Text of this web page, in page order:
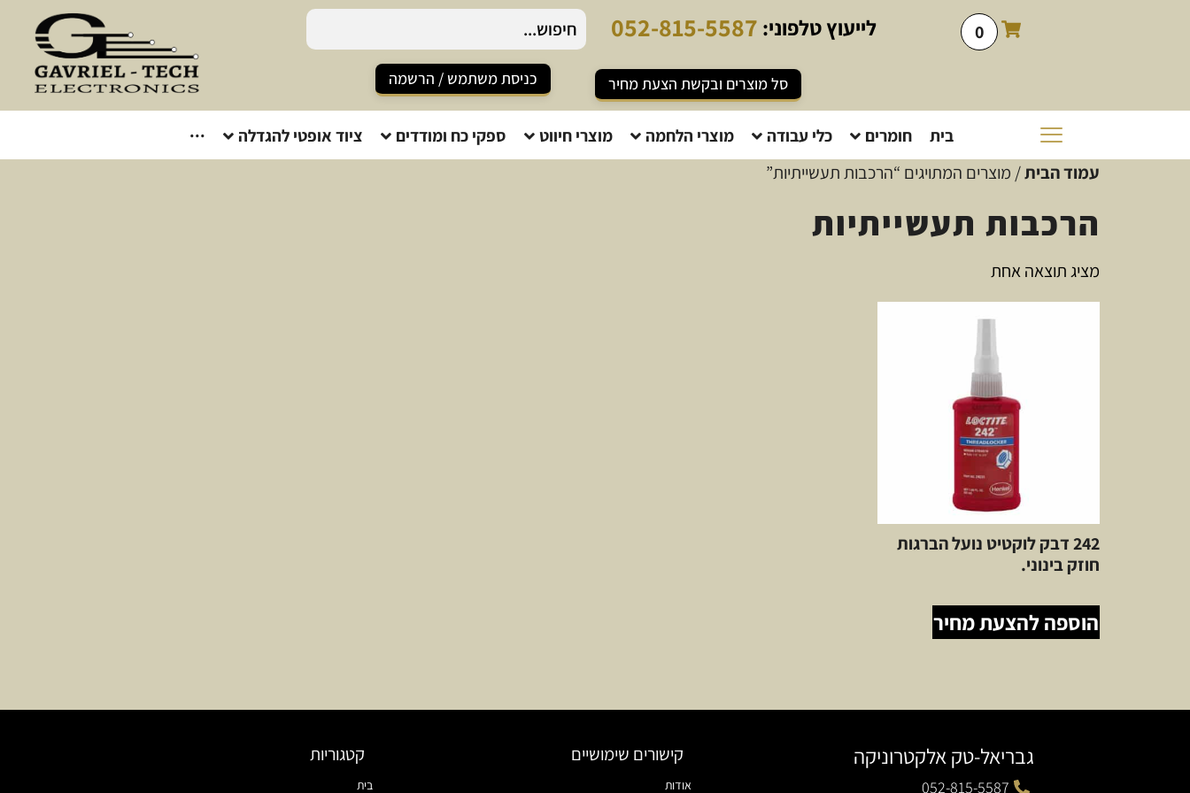
0 לייעוץטלפוני: 052-815-5587
סל מוצרים ובקשת הצעת מחיר כניסת משתמש / הרשמה
בית חומרים כלי עבודה מוצרי הלחמה מוצרי חיווט ספקי כח ומודדים ציוד אופטי להגדלה ···
עמוד הבית/ מוצרים המתויגים “הרכבות תעשייתיות”
הרכבות תעשייתיות
מציג תוצאה אחת
242 דבק לוקטיט נועל הברגות
חוזק בינוני.
הוספה להצעת מחיר
גבריאל-טק אלקטרוניקה
052-815-5587
קישורים שימושיים
אודות
קטגוריות
בית